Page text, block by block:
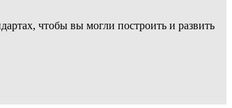
чтобы вы могли построить и развить